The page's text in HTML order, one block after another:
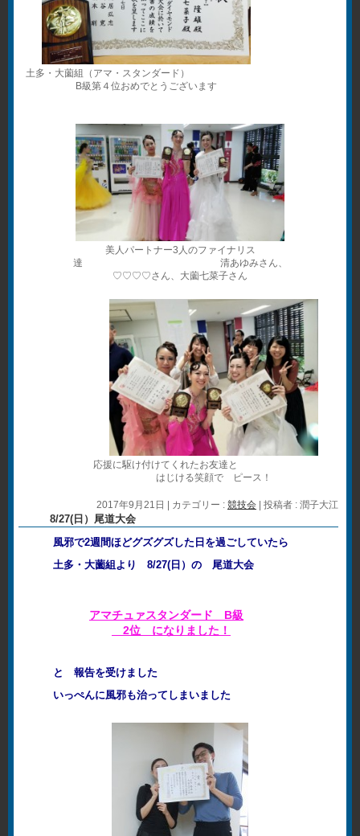
土多・大薗組（アマ・スタンダード）
B級第４位おめでとうございます
美人パートナー3人のファイナリス
達 清あゆみさん、
♡♡♡♡さん、大薗七菜子さん
応援に駆け付けてくれたお友達と
はじける笑顔で ピース！
2017年9月21日 カテゴリー : 競技会 投稿者 : 潤子大江
8/27(日）尾道大会
風邪で2週間ほどグズグズした日を過ごしていたら
土多・大薗組より 8/27(日）の 尾道大会
アマチュァスタンダード B級
2位 になりました！
と 報告を受けました
いっぺんに風邪も治ってしまいました